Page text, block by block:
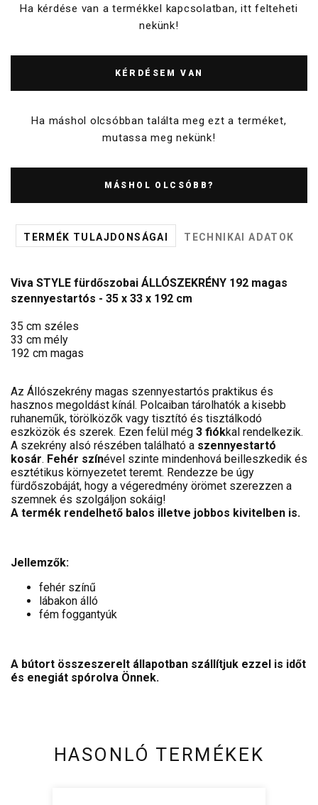
Ha kérdése van a termékkel kapcsolatban, itt felteheti
nekünk!
KÉRDÉSEM VAN
Ha máshol olcsóbban találta meg ezt a terméket,
mutassa meg nekünk!
MÁSHOL OLCSÓBB?
TERMÉK TULAJDONSÁGAI TECHNIKAI ADATOK
Viva STYLE fürdőszobai ÁLLÓSZEKRÉNY 192 magas
szennyestartós - 35 x 33 x 192 cm
35 cm széles
33 cm mély
192 cm magas
Az Állószekrény magas szennyestartós praktikus és
hasznos megoldást kínál. Polcaiban tárolhatók a kisebb
ruhaneműk, törölközők vagy tisztító és tisztálkodó
eszközök és szerek. Ezen felül még 3 fiókkal rendelkezik.
A szekrény alsó részében található a szennyestartó
kosár. Fehér színével szinte mindenhová beilleszkedik és
esztétikus környezetet teremt. Rendezze be úgy
fürdőszobáját, hogy a végeredmény örömet szerezzen a
szemnek és szolgáljon sokáig!
A termék rendelhető balos illetve jobbos kivitelben is.
Jellemzők:
fehér színű
lábakon álló
fém foggantyúk
A bútort összeszerelt állapotban szállítjuk ezzel is időt
és enegiát spórolva Önnek.
HASONLÓ TERMÉKEK